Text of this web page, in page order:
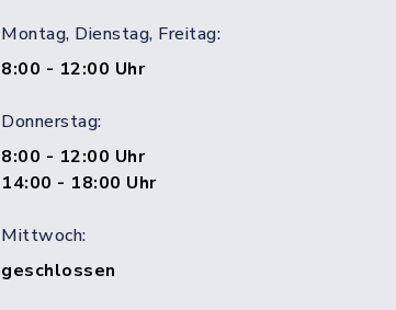
Montag, Dienstag, Freitag:
8:00 - 12:00 Uhr
Donnerstag:
8:00 - 12:00 Uhr
14:00 - 18:00 Uhr
Mittwoch:
geschlossen